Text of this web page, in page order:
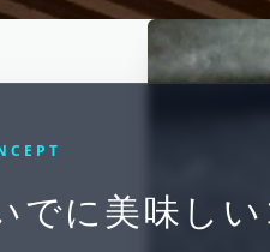
でに美味し